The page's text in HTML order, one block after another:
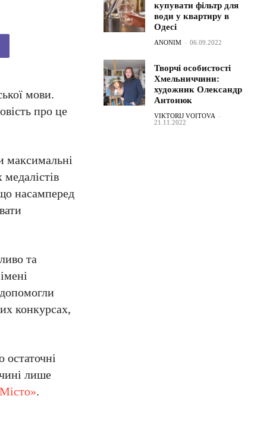
мови.
про це
максимальні
насамперед
та
конкурсах,
лише
.
купувати фільтр для
води у квартиру в
Одесі
ANONIM - 06.09.2022
Творчі особистості
Хмельниччини:
художник Олександр
Антонюк
VIKTORIJ VOITOVA -
21.11.2022